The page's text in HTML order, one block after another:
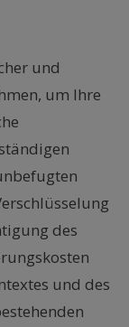
und
um Ihre
des
und des